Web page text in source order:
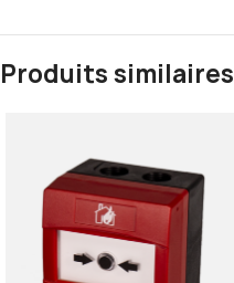
Produits similaires